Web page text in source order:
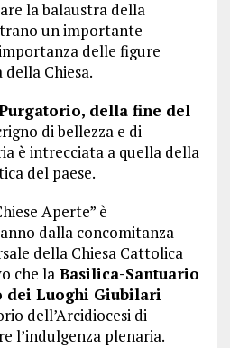
la balaustra della
un importante
delle figure
Chiesa.
della fine del
di bellezza e di
è intrecciata a quella della
del paese.
Aperte” è
dalla concomitanza
della Chiesa Cattolica
che laBasilica-Santuario
dei Luoghi Giubilari
dell’Arcidiocesi di
l’indulgenza plenaria.